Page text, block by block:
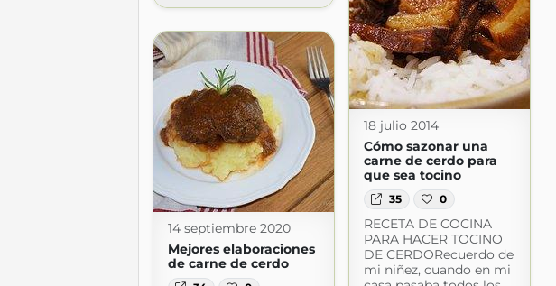
18 julio 2014
Cómo sazonar una
carne de cerdo para
que sea tocino
35 0
RECETA DE COCINA
PARA HACER TOCINO
DE CERDORecuerdo de
mi niñez, cuando en mi
14 septiembre 2020
Mejores elaboraciones
de carne de cerdo